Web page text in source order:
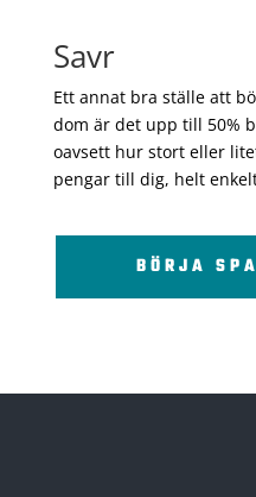
Savr
Ett annat bra ställe att
dom är det upp till 50%
oavsett hur stort eller
pengar till dig, helt
BÖRJA